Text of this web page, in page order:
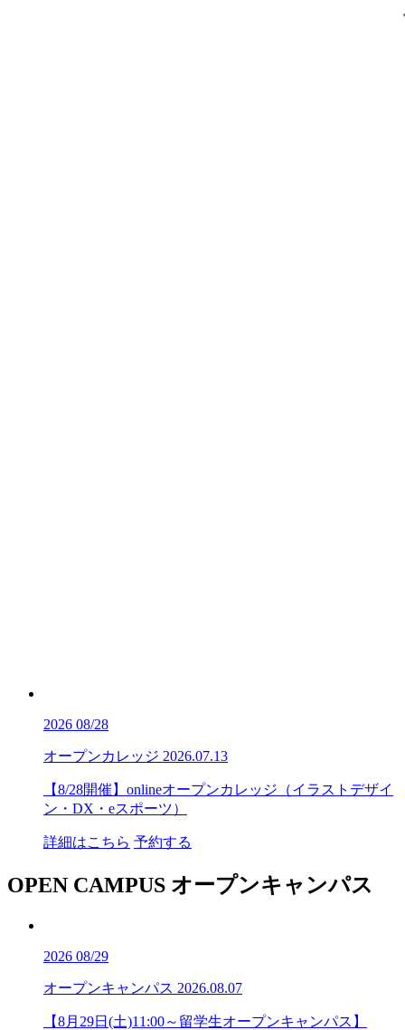
2026 08/28
オープンカレッジ 2026.07.13
【8/28開催】onlineオープンカレッジ（イラストデザイ
ン・DX・eスポーツ）
詳細はこちら 予約する
OPEN CAMPUS オープンキャンパス
2026 08/29
オープンキャンパス 2026.08.07
【8月29日(土)11:00～留学生オープンキャンパス】